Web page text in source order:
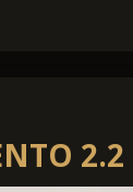
2.2